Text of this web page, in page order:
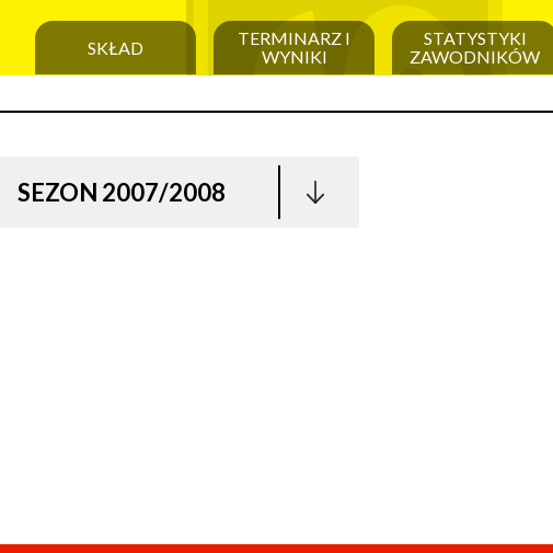
SKŁAD
TERMINARZ I
WYNIKI
STATYSTYKI
ZAWODNIKÓW
SEZON 2007/2008